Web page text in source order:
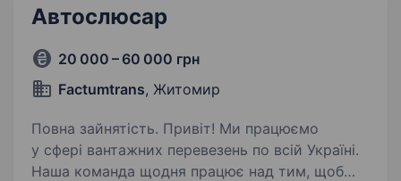
Автослюсар
20 000 – 60 000 грн
Factumtrans, Житомир
Повна зайнятість. Привіт! Ми працюємо
у сфері вантажних перевезень по всій Україні.
Наша команда щодня працює над тим, щоб